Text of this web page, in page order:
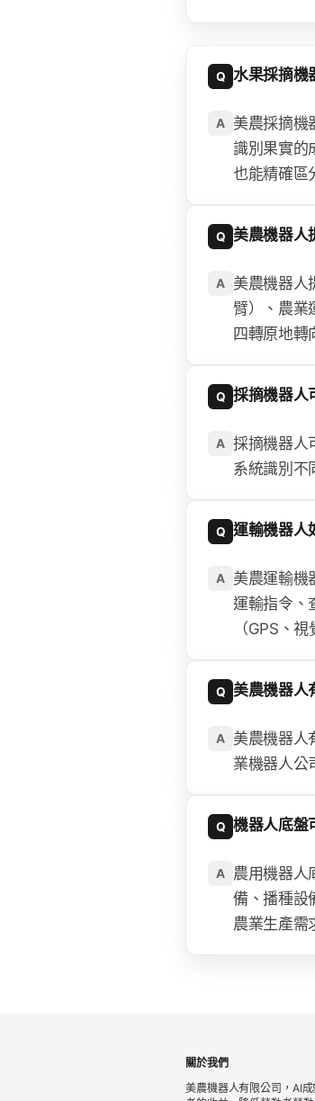
Q 水果採摘機
A
美農採摘機
識別果實的
也能精確區
Q 美農機器人
A
美農機器人
臂）、農業
四轉原地轉
Q 採摘機器人
A 採摘機器人
系統識別不
Q 運輸機器人
A
美農運輸機
運輸指令、
（GPS、
Q 美農機器人
A
美農機器人
業機器人公
Q 機器人底盤
A
農用機器人
備、播種設
農業生產需
關於我們
美農機器人有限公司，AI